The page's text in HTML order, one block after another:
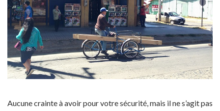
Aucune crainte à avoir pour votre sécurité, mais il ne s’agit pas